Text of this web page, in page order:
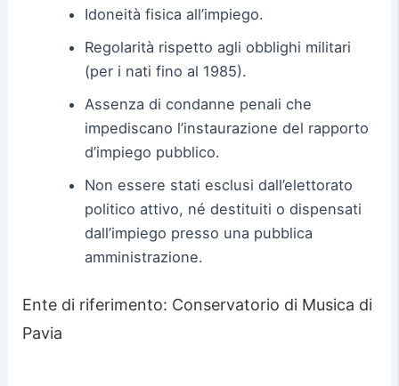
Idoneità fisica all’impiego.
Regolarità rispetto agli obblighi militari
(per i nati fino al 1985).
Assenza di condanne penali che
impediscano l’instaurazione del rapporto
d’impiego pubblico.
Non essere stati esclusi dall’elettorato
politico attivo, né destituiti o dispensati
dall’impiego presso una pubblica
amministrazione.
Ente di riferimento: Conservatorio di Musica di
Pavia